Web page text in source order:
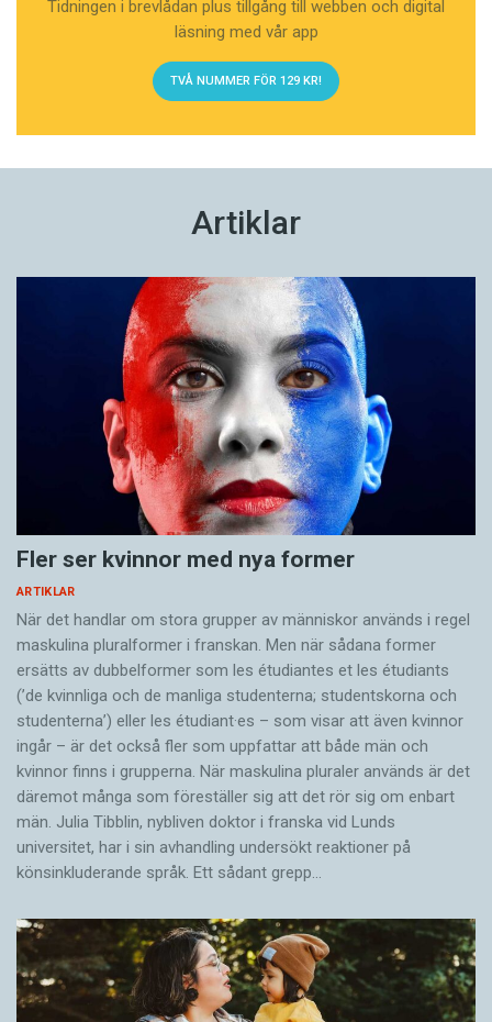
Tidningen i brevlådan plus tillgång till webben och digital
läsning med vår app
TVÅ NUMMER FÖR 129 KR!
Artiklar
Fler ser kvinnor med nya former
ARTIKLAR
När det handlar om stora grupper av människor används i regel
maskulina pluralformer i franskan. Men när sådana ­former
ersätts av dubbel­former som les étudiantes et les étudiants
(’de kvinnliga och de manliga studenterna; studentskorna och
studenterna’) eller les étudiant·es – som visar att även kvinnor
ingår – är det också fler som uppfattar att både män och
kvinnor finns i grupperna. När maskulina pluraler används är det
där­emot många som föreställer sig att det rör sig om enbart
män. Julia Tibblin, nybliven doktor i franska vid Lunds
universitet, har i sin avhandling undersökt reaktioner på
könsinkluderande språk. Ett sådant grepp…